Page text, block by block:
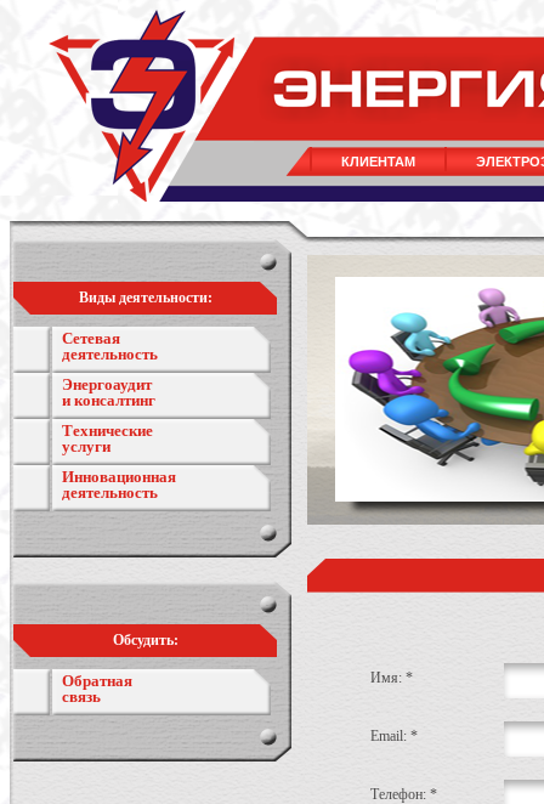
КЛИЕНТАМ
Виды деятельности:
Сетевая
деятельность
Энергоаудит
и консалтинг
Технические
услуги
Инновационная
деятельность
Обсудить:
Обратная
связь
Имя: *
Email: *
Телефон: *